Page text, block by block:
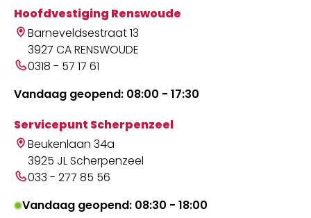
Hoofdvestiging Renswoude
Barneveldsestraat 13
3927 CA RENSWOUDE
0318 - 57 17 61
Vandaag geopend: 08:00 - 17:30
Servicepunt Scherpenzeel
Beukenlaan 34a
3925 JL Scherpenzeel
033 - 277 85 56
Vandaag geopend: 08:30 - 18:00